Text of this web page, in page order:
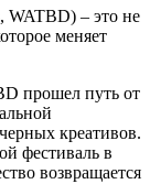
WATBD) – это не
меняет
прошел путь от
креативов.
фестиваль в
возвращается